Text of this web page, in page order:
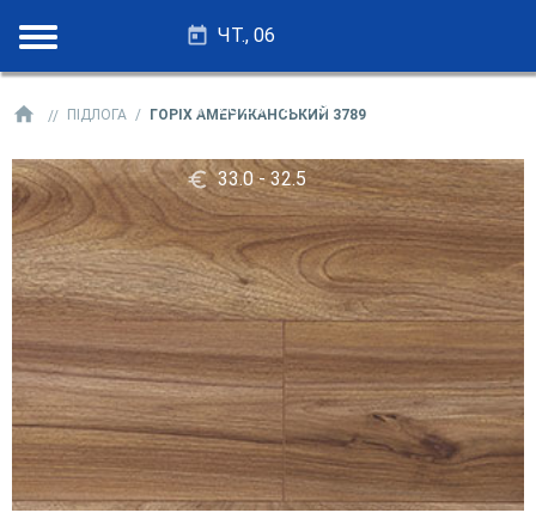
ЧТ., 06
28.25 - 27.75
33.0 - 32.5
ПІДЛОГА ГОРІХ АМЕРИКАНСЬКИЙ 3789